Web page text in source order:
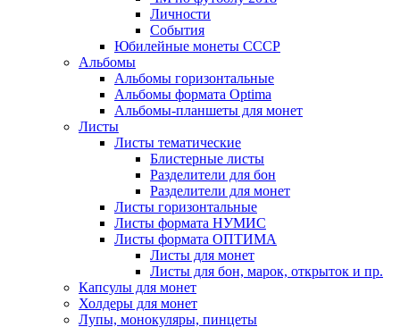
Личности
События
Юбилейные монеты СССР
Альбомы
Альбомы горизонтальные
Альбомы формата Optima
Альбомы-планшеты для монет
Листы
Листы тематические
Блистерные листы
Разделители для бон
Разделители для монет
Листы горизонтальные
Листы формата НУМИС
Листы формата ОПТИМА
Листы для монет
Листы для бон, марок, открыток и пр.
Капсулы для монет
Холдеры для монет
Лупы, монокуляры, пинцеты